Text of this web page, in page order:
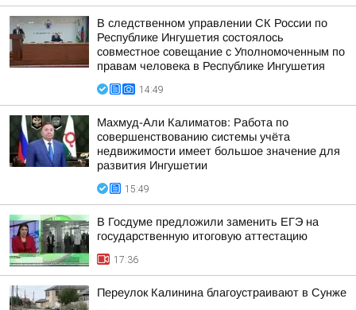
В следственном управлении СК России по
Республике Ингушетия состоялось
совместное совещание с Уполномоченным по
правам человека в Республике Ингушетия
14:49
Махмуд-Али Калиматов: Работа по
совершенствованию системы учёта
недвижимости имеет большое значение для
развития Ингушетии
15:49
В Госдуме предложили заменить ЕГЭ на
государственную итоговую аттестацию
17:36
Переулок Калинина благоустраивают в Сунже